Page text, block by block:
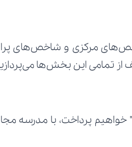
از تمامی این بخش‌ها